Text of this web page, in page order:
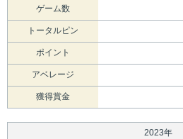
ゲーム数
トータルピン
ポイント
アベレージ
獲得賞金
2023年